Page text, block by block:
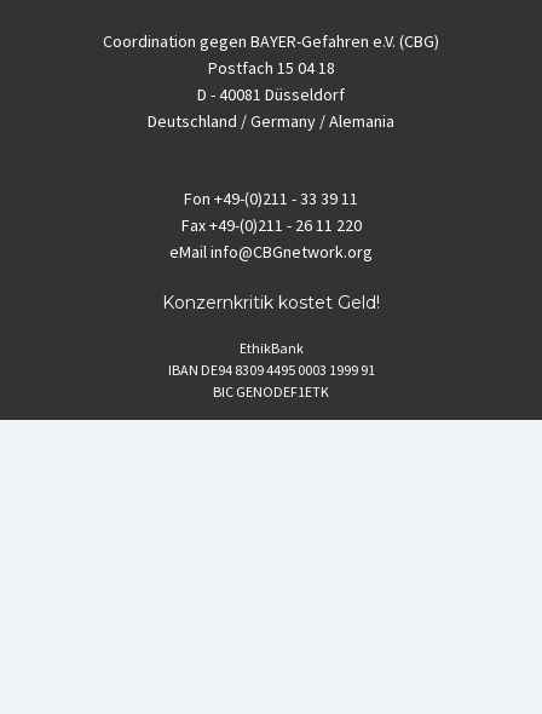
Coordination gegen BAYER-Gefahren e.V. (CBG)
Postfach 15 04 18
D - 40081 Düsseldorf
Deutschland / Germany / Alemania
Fon +49-(0)211 - 33 39 11
Fax+49-(0)211 - 26 11 220
eMailinfo@CBGnetwork.org
Konzernkritik kostet Geld!
EthikBank
IBAN DE94 8309 4495 0003 1999 91
BIC GENODEF1ETK